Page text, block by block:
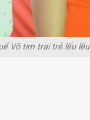
Võ tim trai trẻ lếu lều